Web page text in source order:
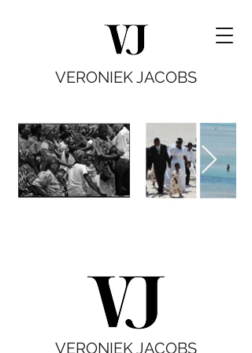
VERONIEK JACOBS
VERONIEK JACOBS